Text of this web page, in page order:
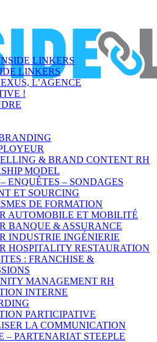
LINKERS
LINKERS
L’AGENCE
!
& BRAND CONTENT RH
MODEL
ENQUÊTES – SONDAGES
ET SOURCING
DE FORMATION
AUTOMOBILE ET MOBILITÉ
BANQUE & ASSURANCE
INDUSTRIE INGÉNIERIE
HOSPITALITY RESTAURATION
: FRANCHISE &
MANAGEMENT RH
INTERNE
PARTICIPATIVE
LA COMMUNICATION
– PARTENARIAT STEEPLE